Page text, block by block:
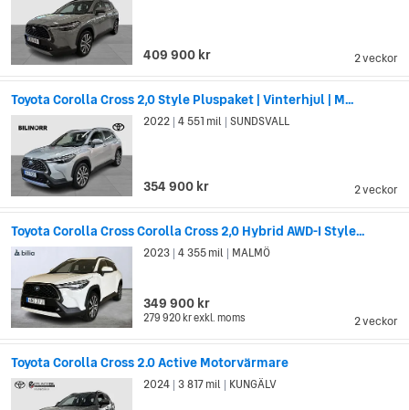
2 veckor
409 900 kr
Toyota Corolla Cross 2,0 Style Pluspaket | Vinterhjul | M...
2 veckor
2022 4 551 mil SUNDSVALL
354 900 kr
Toyota Corolla Cross Corolla Cross 2,0 Hybrid AWD-I Style...
2 veckor
2023 4 355 mil MALMÖ
349 900 kr
279 920 krexkl. moms
Toyota Corolla Cross 2.0 Active Motorvärmare
2024 3 817 mil KUNGÄLV